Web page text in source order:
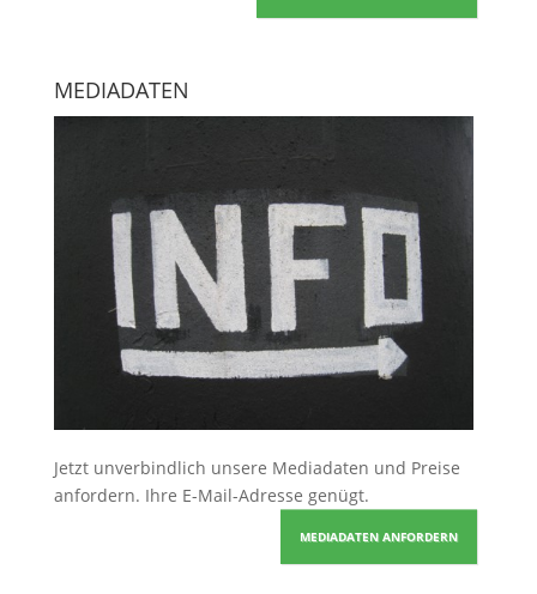
MEDIADATEN
Jetzt unverbindlich unsere Mediadaten und Preise
anfordern. Ihre E-Mail-Adresse genügt.
MEDIADATEN ANFORDERN